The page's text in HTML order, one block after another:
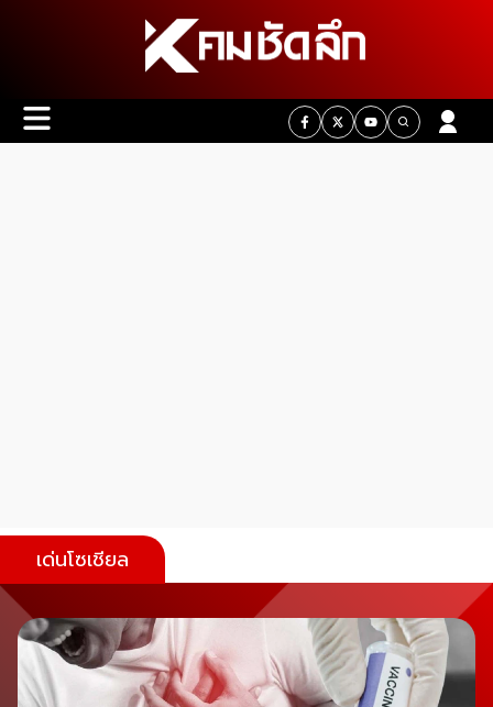
เด่นโซเชียล